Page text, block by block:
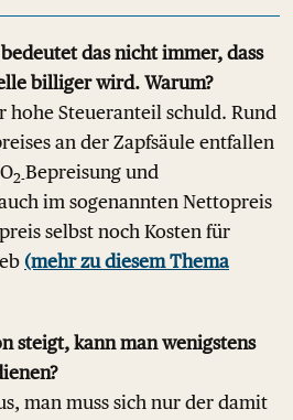
das nicht immer, dass
billiger wird. Warum?
hohe Steueranteil schuld. Rund
an der Zapfsäule entfallen
2-Bepreisung und
im sogenannten Nettopreis
selbst noch Kosten für
(mehr zu diesem Thema
steigt, kann man wenigstens
man muss sich nur der damit